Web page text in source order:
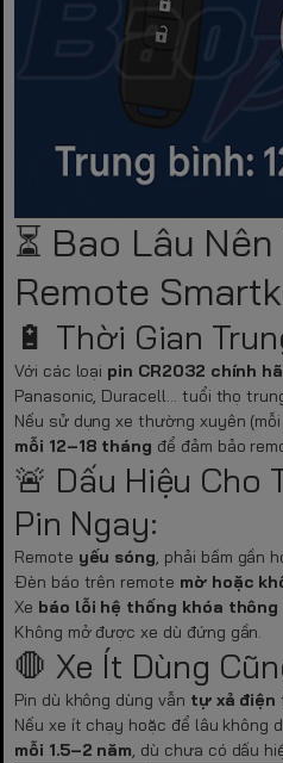
⏳ Bao Lâu
Remote
🔋 Thời Gian
Với các loại pin CR2032 chính
Panasonic, Duracell… tuổi thọ
Nếu sử dụng xe thường xuyên
mỗi 12–18 tháng để đảm bảo
🚨 Dấu Hiệu Cho
Pin Ngay:
Remote yếu sóng, phải bấm gần
Đèn báo trên remote mờ hoặc
Xe báo lỗi hệ thống khóa thông
Không mở được xe dù đứng gần.
🛑 Xe Ít Dùng
Pin dù không dùng vẫn tự xả điện
Nếu xe ít chạy hoặc để lâu không
mỗi 1.5–2 năm, dù chưa có dấu